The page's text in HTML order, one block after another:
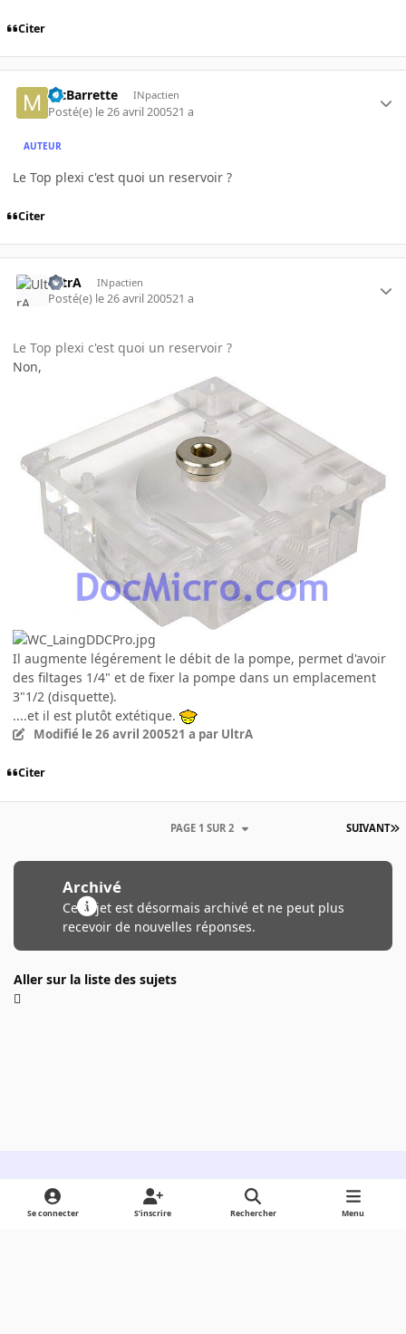
Citer
McBarrette INpactien
Posté(e) le 26 avril 200521 a
AUTEUR
Le Top plexi c'est quoi un reservoir ?
Citer
UltrA INpactien
Posté(e) le 26 avril 200521 a
Le Top plexi c'est quoi un reservoir ?
Non,
Il augmente légérement le débit de la pompe, permet d'avoir
des filtages 1/4" et de fixer la pompe dans un emplacement
3"1/2 (disquette).
....et il est plutôt extétique.
Modifié le 26 avril 200521 a par UltrA
Citer
SUIVANT
PAGE 1 SUR 2
Archivé
Ce sujet est désormais archivé et ne peut plus
recevoir de nouvelles réponses.
Aller sur la liste des sujets
Light ModeDark ModeSystem Preference
Se connecter S’inscrire Rechercher Menu